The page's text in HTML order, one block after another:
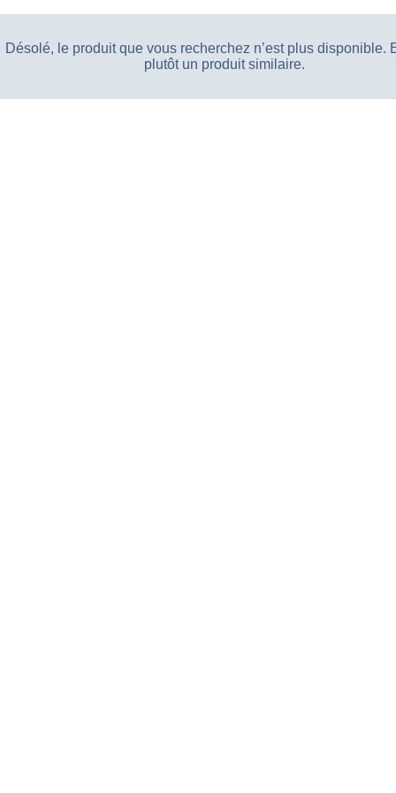
Désolé, le produit que vous recherchez n’est plus disponible.
plutôt un produit similaire.